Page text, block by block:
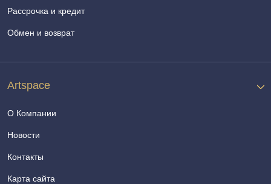
Рассрочка и кредит
Обмен и возврат
Artspace
О Компании
Новости
Контакты
Карта сайта